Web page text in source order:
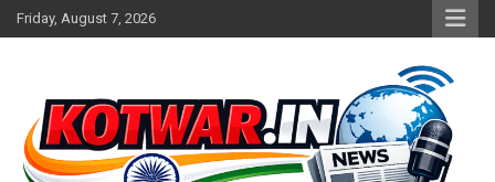
Skip
to
Friday, August 7, 2026